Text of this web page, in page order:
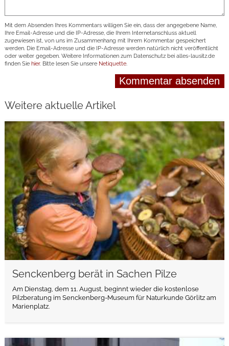
Mit dem Absenden Ihres Kommentars willigen Sie ein, dass der angegebene Name,
Ihre Email-Adresse und die IP-Adresse, die Ihrem Internetanschluss aktuell
zugewiesen ist, von uns im Zusammenhang mit Ihrem Kommentar gespeichert
werden. Die Email-Adresse und die IP-Adresse werden natürlich nicht veröffentlicht
oder weiter gegeben. Weitere Informationen zum Datenschutz bei alles-lausitz.de
finden Sie hier. Bitte lesen Sie unsere Netiquette.
Weitere aktuelle Artikel
Senckenberg berät in Sachen Pilze
Am Dienstag, dem 11. August, beginnt wieder die kostenlose
Pilzberatung im Senckenberg-Museum für Naturkunde Görlitz am
Marienplatz.
weiterlesen